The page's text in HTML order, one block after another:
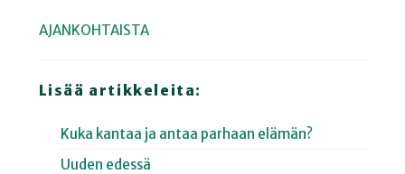
AJANKOHTAISTA
Lisää artikkeleita:
Kuka kantaa ja antaa parhaan elämän?
Uuden edessä